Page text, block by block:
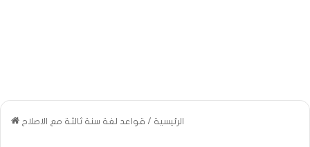
الرئيسية / قواعد لغة سنة ثالثة مع الاصلاح